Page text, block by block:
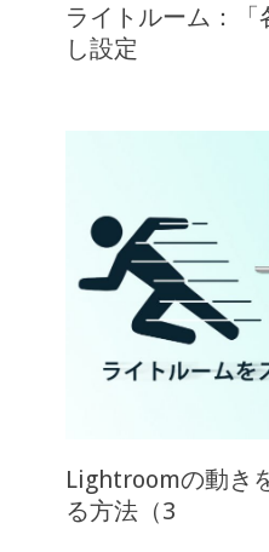
ライトルーム：「
し設定
Lightroomの動き
る方法（3